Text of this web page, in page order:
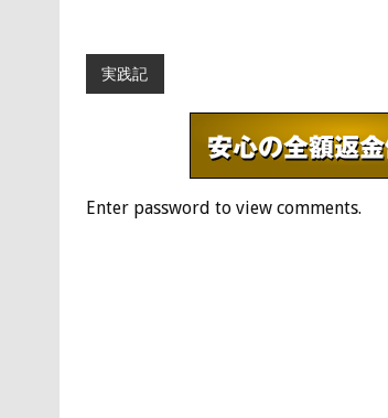
実践記
Enter password to view comments.